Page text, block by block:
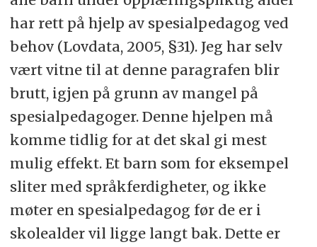
har rett på hjelp av spesialpedagog ved
behov (Lovdata, 2005, §31). Jeg har selv
vært vitne til at denne paragrafen blir
brutt, igjen på grunn av mangel på
spesialpedagoger. Denne hjelpen må
komme tidlig for at det skal gi mest
mulig effekt. Et barn som for eksempel
sliter med språkferdigheter, og ikke
møter en spesialpedagog før de er i
skolealder vil ligge langt bak. Dette er